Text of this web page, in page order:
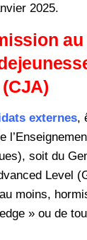
2025.
externes,
soit du
Level
moins,
» ou de